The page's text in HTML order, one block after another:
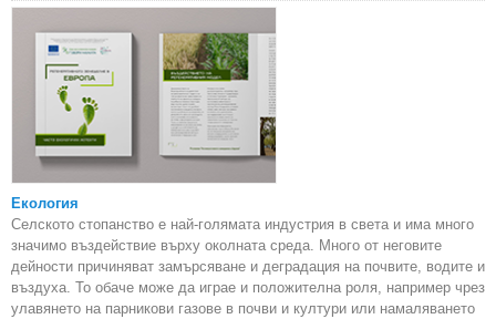
Екология
Селското стопанство е най-голямата индустрия в света и има много
значимо въздействие върху околната среда. Много от неговите
дейности причиняват замърсяване и деградация на почвите, водите и
въздуха. То обаче може да играе и положителна роля, например чрез
улавянето на парникови газове в почви и култури или намаляването